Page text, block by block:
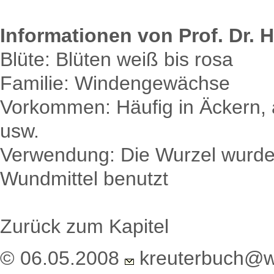
Informationen von Prof. Dr.
Blüte: Blüten weiß bis rosa
Familie: Windengewächse
Vorkommen: Häufig in
usw.
Verwendung: Die Wurzel
Wundmittel benutzt
Zurück zum Kapitel
© 06.05.2008